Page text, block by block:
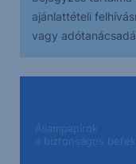
ajánlattételi
vagy
Állampapírok
a biztonságos